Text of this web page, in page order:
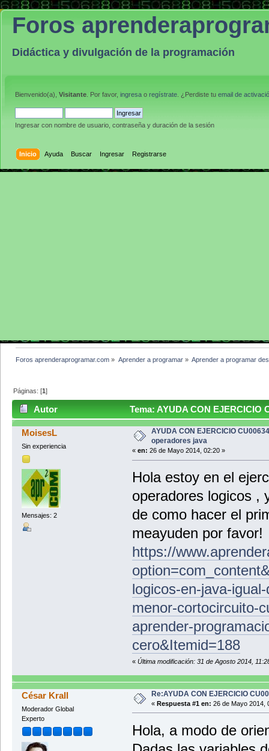
Foros
Didáctica y divulgación de la programación
Bienvenido(a), Visitante . Por favor, ingresa o regístrate . ¿Perdiste tu email de
Ingresar con nombre de usuario, contraseña y duración de la sesión
Inicio Ayuda Buscar Ingresar Registrarse
Foros aprenderaprogramar.com » Aprender a programar» Aprender a programar
Páginas: [1]
Autor Tema: AYUDA CON EJERCICIO
MoisesL
Sin experiencia
Mensajes: 2
AYUDA CON EJERCICIO
operadores java
« en: 26 de Mayo 2014, 02:20 »
Hola estoy en el
operadores logicos ,
de como hacer el
meayuden por favor!
https://
logicos-en-java-
menor-cortocircuito-
aprender-
cero&Itemid=188
« Última modificación: 31 de Agosto 2014,
César Krall
Moderador Global
Experto
Re:AYUDA CON EJERCICIO
« Respuesta #1 en: 26 de Mayo 2014,
Hola, a modo de